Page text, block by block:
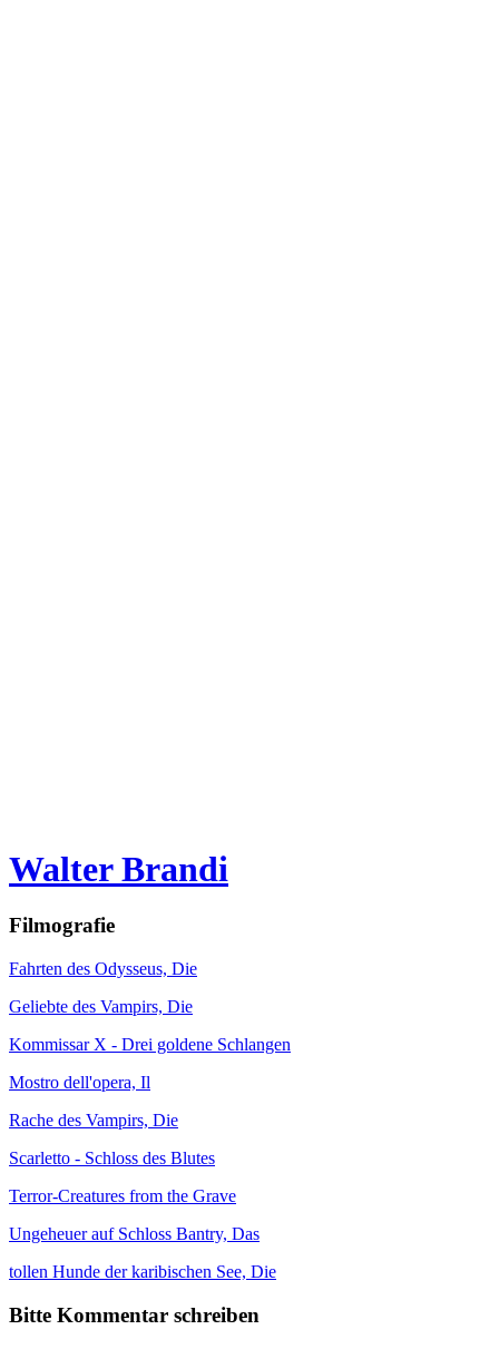
Walter Brandi
Filmografie
Fahrten des Odysseus, Die
Geliebte des Vampirs, Die
Kommissar X - Drei goldene Schlangen
Mostro dell'opera, Il
Rache des Vampirs, Die
Scarletto - Schloss des Blutes
Terror-Creatures from the Grave
Ungeheuer auf Schloss Bantry, Das
tollen Hunde der karibischen See, Die
Bitte Kommentar schreiben